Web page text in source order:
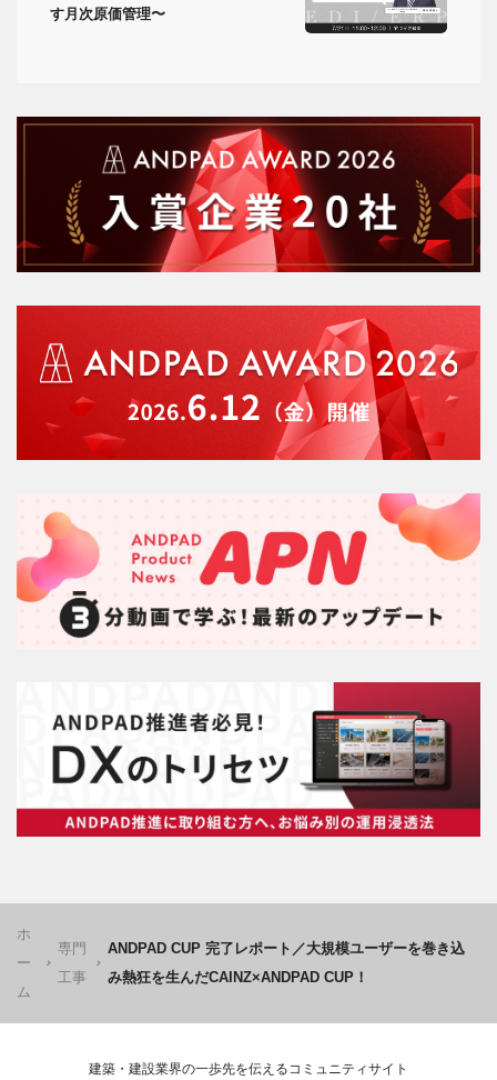
す月次原価管理〜
ホ
ー
ム
専門
工事
ANDPAD CUP 完了レポート／大規模ユーザーを巻き込
み熱狂を生んだCAINZ×ANDPAD CUP！
建築・建設業界の一歩先を伝えるコミュニティサイト